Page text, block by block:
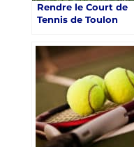
Rendre le Court de
Tennis de Toulon
Personnes
Handicapées : Un
Défi pour les Centres
de Retraite Sportive